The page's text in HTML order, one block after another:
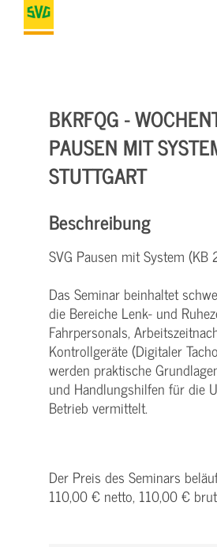
BKRFQG -
PAUSEN MIT
STUTTGART
Beschreibung
SVG Pausen mit System (KB
Das Seminar beinhaltet
die Bereiche Lenk- und
Fahrpersonals,
Kontrollgeräte (Digitaler
werden praktische
und Handlungshilfen für die
Betrieb vermittelt.
Der Preis des Seminars
110,00 € netto, 110,00 €